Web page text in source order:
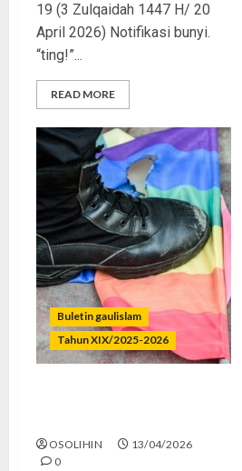
19 (3 Zulqaidah 1447 H/ 20
April 2026) Notifikasi bunyi.
“ting!”...
READ MORE
Buletin gaulislam
Tahun XIX/2025-2026
OSOLIHIN
13/04/2026
0